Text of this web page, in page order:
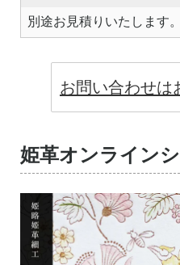
別途お見積りいたします
お問い合わせは
姫革オンライン